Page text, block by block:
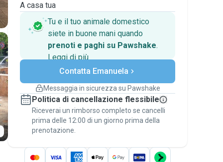
A casa tua
Tu e il tuo animale domestico
siete in buone mani quando
prenoti e paghi su Pawshake.
Leggi di piùPagamenti sicuri
Assistenza se i piani
Prenotazioni coperte
Stai su Pawshake - dal primo messaggio al
pagamento - per attivare laGaranzia
Pawshake.
Contatta Emanuela
Messaggia in sicurezza su Pawshake
Politica di cancellazione flessibile
Riceverai un rimborso completo se cancelli
prima delle 12:00 di un giorno prima della
prenotazione.